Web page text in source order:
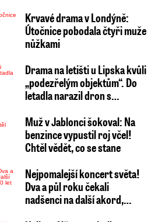
Krvavé drama v Londýně:
Útočnice pobodala čtyři muže
nůžkami
Drama na letišti u Lipska kvůli
„podezřelým objektům“. Do
letadla narazil dron s…
Muž v Jablonci šokoval: Na
benzince vypustil roj včel!
Chtěl vědět, co se stane
Nejpomalejší koncert světa!
Dva a půl roku čekali
nadšenci na další akord,…